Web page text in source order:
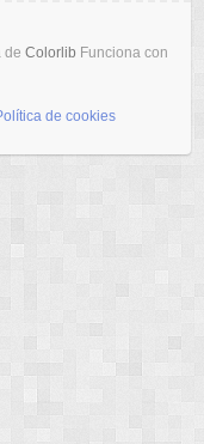
de Colorlib Funciona con
de cookies